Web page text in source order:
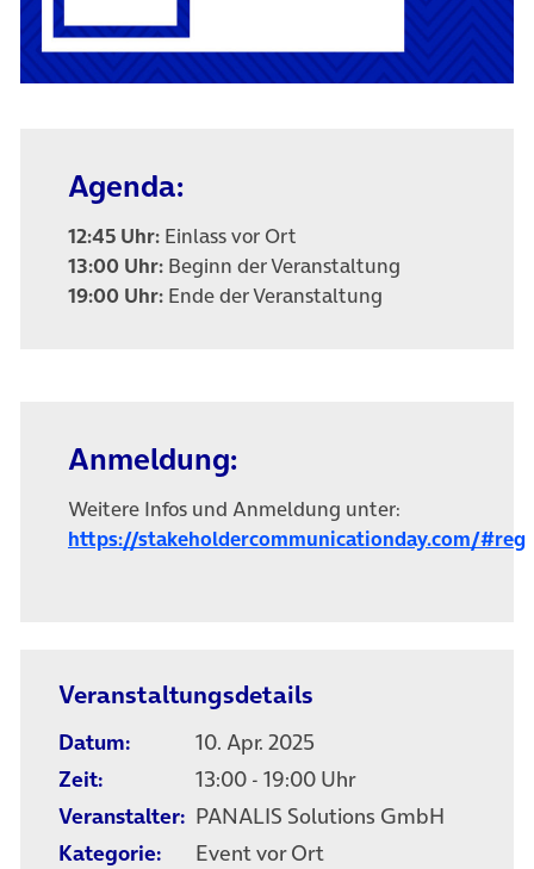
Agenda:
12:45 Uhr: Einlass vor Ort
13:00 Uhr: Beginn der Veranstaltung
19:00 Uhr: Ende der Veranstaltung
Anmeldung:
Weitere Infos und Anmeldung unter:
https://stakeholdercommunicationday.com/#reg
Veranstaltungsdetails
Datum:
10. Apr. 2025
Zeit:
13:00 - 19:00 Uhr
Veranstalter: PANALIS Solutions GmbH
Kategorie:
Event vor Ort